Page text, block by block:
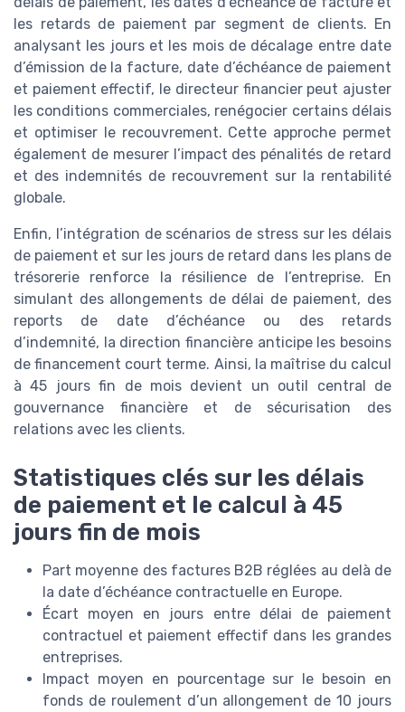
les retards de paiement par segment de clients. En
analysant les jours et les mois de décalage entre date
d’émission de la facture, date d’échéance de paiement
et paiement effectif, le directeur financier peut ajuster
les conditions commerciales, renégocier certains délais
et optimiser le recouvrement. Cette approche permet
également de mesurer l’impact des pénalités de retard
et des indemnités de recouvrement sur la rentabilité
globale.
Enfin, l’intégration de scénarios de stress sur les délais
de paiement et sur les jours de retard dans les plans de
trésorerie renforce la résilience de l’entreprise. En
simulant des allongements de délai de paiement, des
reports de date d’échéance ou des retards
d’indemnité, la direction financière anticipe les besoins
de financement court terme. Ainsi, la maîtrise du calcul
à 45 jours fin de mois devient un outil central de
gouvernance financière et de sécurisation des
relations avec les clients.
Statistiques clés sur les délais
de paiement et le calcul à 45
jours fin de mois
Part moyenne des factures B2B réglées au delà de
la date d’échéance contractuelle en Europe.
Écart moyen en jours entre délai de paiement
contractuel et paiement effectif dans les grandes
entreprises.
Impact moyen en pourcentage sur le besoin en
fonds de roulement d’un allongement de 10 jours